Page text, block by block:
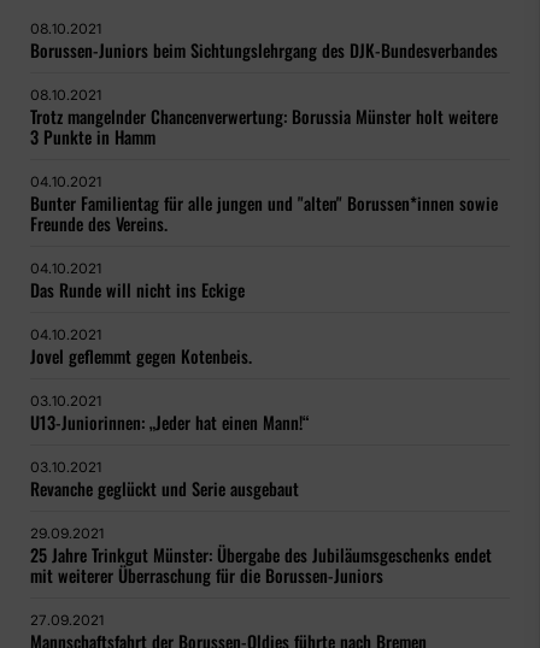
08.10.2021
Borussen-Juniors beim Sichtungslehrgang des DJK-Bundesverbandes
08.10.2021
Trotz mangelnder Chancenverwertung: Borussia Münster holt weitere
3 Punkte in Hamm
04.10.2021
Bunter Familientag für alle jungen und "alten" Borussen*innen sowie
Freunde des Vereins.
04.10.2021
Das Runde will nicht ins Eckige
04.10.2021
Jovel geflemmt gegen Kotenbeis.
03.10.2021
U13-Juniorinnen: „Jeder hat einen Mann!“
03.10.2021
Revanche geglückt und Serie ausgebaut
29.09.2021
25 Jahre Trinkgut Münster: Übergabe des Jubiläumsgeschenks endet
mit weiterer Überraschung für die Borussen-Juniors
27.09.2021
Mannschaftsfahrt der Borussen-Oldies führte nach Bremen